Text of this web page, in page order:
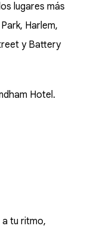
lugares más
Harlem,
y Battery
Hotel.
a tu ritmo,